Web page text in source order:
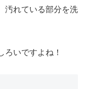
汚れている部分を洗
いですよね！